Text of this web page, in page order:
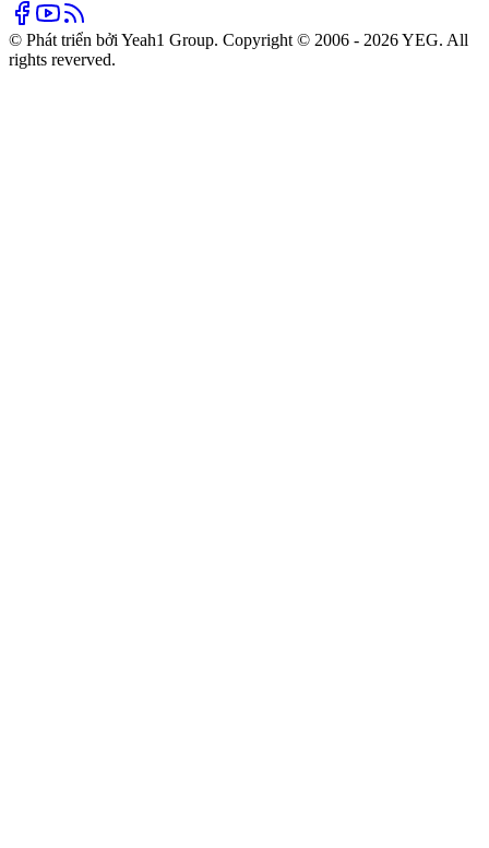
© Phát triển bởi Yeah1 Group. Copyright © 2006 - 2026 YEG. All
rights reverved.